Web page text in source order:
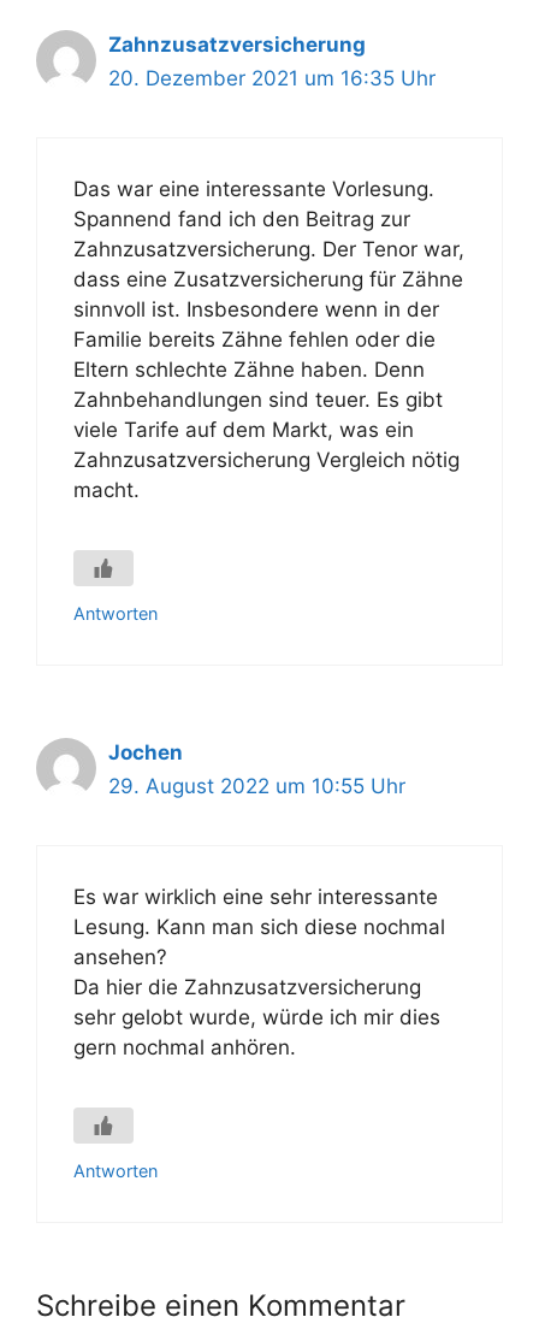
Zahnzusatzversicherung
20. Dezember 2021 um 16:35 Uhr
Das war eine interessante Vorlesung.
Spannend fand ich den Beitrag zur
Zahnzusatzversicherung. Der Tenor war,
dass eine Zusatzversicherung für Zähne
sinnvoll ist. Insbesondere wenn in der
Familie bereits Zähne fehlen oder die
Eltern schlechte Zähne haben. Denn
Zahnbehandlungen sind teuer. Es gibt
viele Tarife auf dem Markt, was ein
Zahnzusatzversicherung Vergleich nötig
macht.
Antworten
Jochen
29. August 2022 um 10:55 Uhr
Es war wirklich eine sehr interessante
Lesung. Kann man sich diese nochmal
ansehen?
Da hier die Zahnzusatzversicherung
sehr gelobt wurde, würde ich mir dies
gern nochmal anhören.
Antworten
Schreibe einen Kommentar